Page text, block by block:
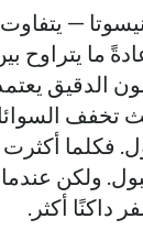
— يتفاوت
ما يتراوح
الدقيق
تخفف
فكلما
ولكن
داكنًا أكثر.